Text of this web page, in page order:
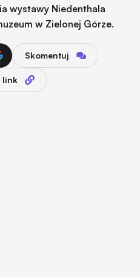
wystawy Niedenthala
w Zielonej Górze.
Skomentuj
link